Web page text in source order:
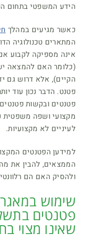
הידע המשפטי בתחום
כאשר מגיעים במהלך
המתארים טכנולוגיה
אינה מספיקה לקבוע
(כלומר האם להמצאה
הקיים), אלא דרוש גם
פטנט. הדבר נכון עוד
פטנטים ובקשות
מקצועי ושפה משפטית
לעיניים לא מקצועיות.
למידען הפטנטים
הממצאים, להבין את
ולהסיק האם הם
שימוש
פטנטים
שאינו מצוי